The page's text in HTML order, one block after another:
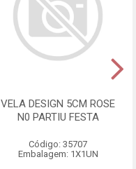
VELA DESIGN 5CM ROSE
N0 PARTIU FESTA
Código: 35707
Embalagem: 1X1UN